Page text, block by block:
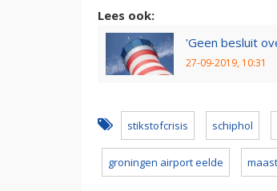
Lees ook:
'Geen besluit
27-09-2019, 10:31
stikstofcrisis schiphol
groningen airport eelde